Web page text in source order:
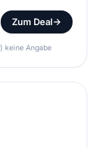
Zum Deal
keine Angabe